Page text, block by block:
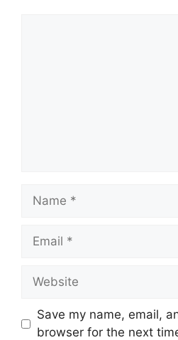
Name
Email
Website
Save my name, email,
browser for the next